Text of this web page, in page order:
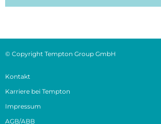
© Copyright Tempton Group GmbH
Kontakt
Karriere bei Tempton
Impressum
AGB/ABB